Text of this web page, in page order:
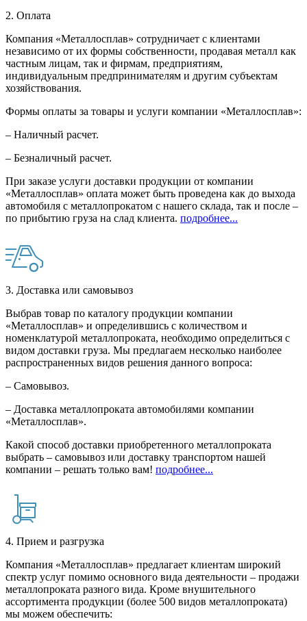
2. Оплата
Компания «Металлосплав» сотрудничает с клиентами
независимо от их формы собственности, продавая металл как
частным лицам, так и фирмам, предприятиям,
индивидуальным предпринимателям и другим субъектам
хозяйствования.
Формы оплаты за товары и услуги компании «Металлосплав»:
– Наличный расчет.
– Безналичный расчет.
При заказе услуги доставки продукции от компании
«Металлосплав» оплата может быть проведена как до выхода
автомобиля с металлопрокатом с нашего склада, так и после –
по прибытию груза на слад клиента. подробнее...
3. Доставка или самовывоз
Выбрав товар по каталогу продукции компании
«Металлосплав» и определившись с количеством и
номенклатурой металлопроката, необходимо определиться с
видом доставки груза. Мы предлагаем несколько наиболее
распространенных видов решения данного вопроса:
– Самовывоз.
– Доставка металлопроката автомобилями компании
«Металлосплав».
Какой способ доставки приобретенного металлопроката
выбрать – самовывоз или доставку транспортом нашей
компании – решать только вам! подробнее...
4. Прием и разгрузка
Компания «Металлосплав» предлагает клиентам широкий
спектр услуг помимо основного вида деятельности – продажи
металлопроката разного вида. Кроме внушительного
ассортимента продукции (более 500 видов металлопроката)
мы можем обеспечить: